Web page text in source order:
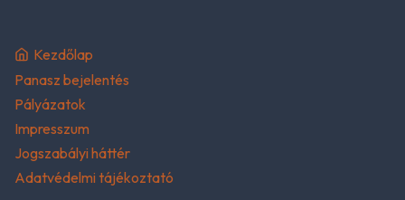
Kezdőlap
Panasz bejelentés
Pályázatok
Impresszum
Jogszabályi háttér
Adatvédelmi tájékoztató